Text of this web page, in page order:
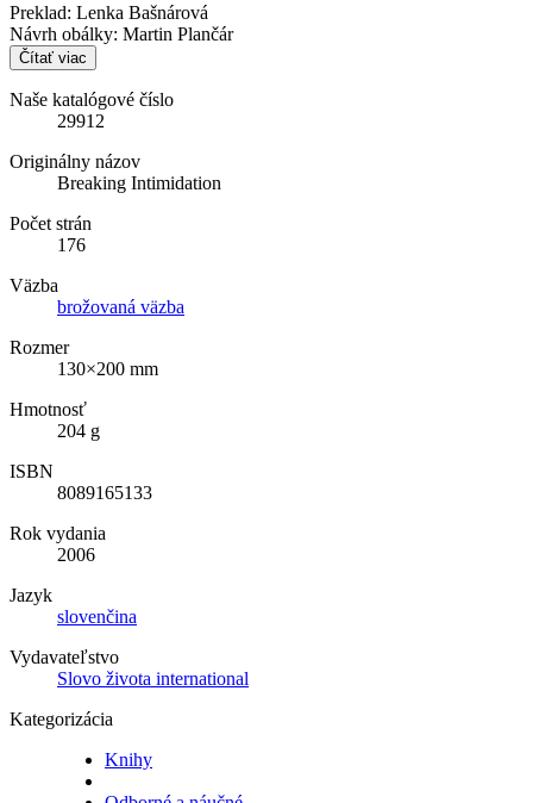
Preklad: Lenka Bašnárová
Návrh obálky: Martin Plančár
Čítať viac
Naše katalógové číslo
29912
Originálny názov
Breaking Intimidation
Počet strán
176
Väzba
brožovaná väzba
Rozmer
130×200 mm
Hmotnosť
204 g
ISBN
8089165133
Rok vydania
2006
Jazyk
slovenčina
Vydavateľstvo
Slovo života international
Kategorizácia
Knihy